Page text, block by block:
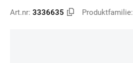
Art.nr: 3336635 Produktfamilie: